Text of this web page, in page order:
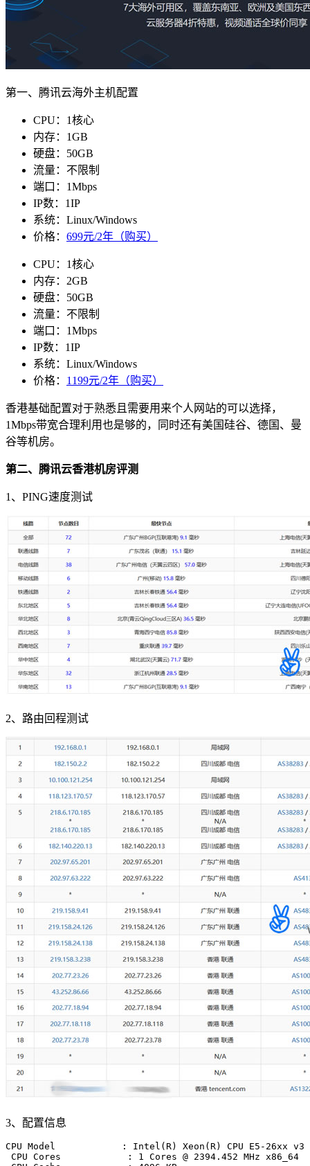
第一、腾讯云海外主机配置
CPU：1核心
内存：1GB
硬盘：50GB
流量：不限制
端口：1Mbps
IP数：1IP
系统：Linux/Windows
价格： 699元/2年（购买）
CPU：1核心
内存：2GB
硬盘：50GB
流量：不限制
端口：1Mbps
IP数：1IP
系统：Linux/Windows
价格： 1199元/2年（购买）
香港基础配置对于熟悉且需要用来个人网站的可以选择，
1Mbps带宽合理利用也是够的，同时还有美国硅谷、德国、曼
谷等机房。
第二、腾讯云香港机房评测
1、PING速度测试
2、路由回程测试
3、配置信息
CPU Model            : Intel(R) Xeon(R) CPU E5-26xx v3
CPU Cores            : 1 Cores @ 2394.452 MHz x86_64